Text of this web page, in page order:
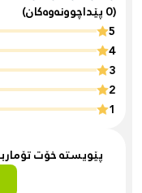
(0 پێداچوونەوەکان)
5
4
3
2
1
پێویستە خۆت